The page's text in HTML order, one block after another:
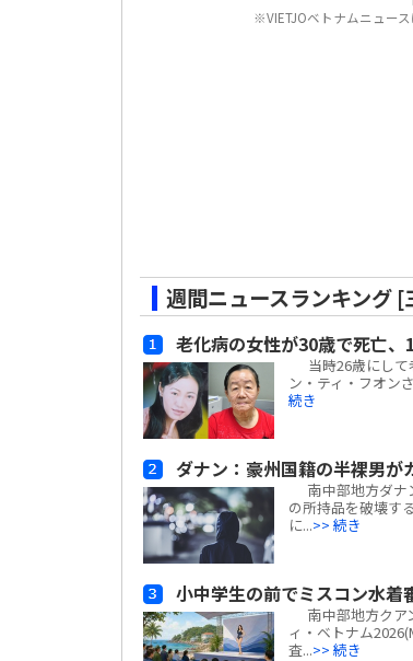
※VIETJOベトナムニュー
週間ニュースランキング [
老化病の女性が30歳で死亡
当時26歳にして
ン・ティ・フオン
続き
ダナン：豪州国籍の半裸男が
南中部地方ダナ
の所持品を破壊す
に...>> 続き
小中学生の前でミスコン水
南中部地方クア
ィ・ベトナム
査...>> 続き